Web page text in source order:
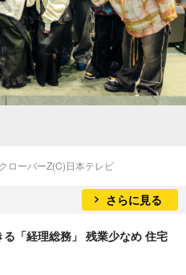
ローバーZ(C)日本テレビ
さらに見る
「経理総務」 残業少なめ 住宅